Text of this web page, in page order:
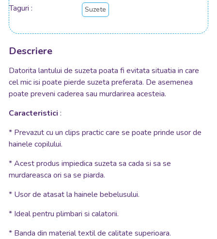
Taguri Suzete
Descriere
Datorita lantului de suzeta poata fi evitata situatia in care
cel mic isi poate pierde suzeta preferata. De asemenea
poate preveni caderea sau murdarirea acesteia.
Caracteristici :
* Prevazut cu un clips practic care se poate prinde usor de
hainele copilului.
* Acest produs impiedica suzeta sa cada si sa se
murdareasca ori sa se piarda.
* Usor de atasat la hainele bebelusului.
* Ideal pentru plimbari si calatorii.
* Banda din material textil de calitate superioara.